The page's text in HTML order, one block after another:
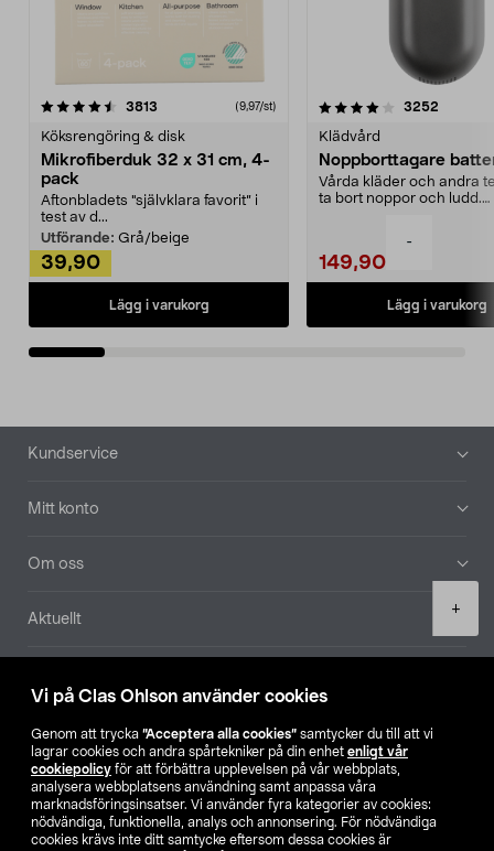
Vi på Clas Ohlson använder cookies
Genom att trycka ”Acceptera alla cookies” samtycker du till att vi
lagrar cookies och andra spårtekniker på din enhet enligt vår
cookiepolicy för att förbättra upplevelsen på vår webbplats,
analysera webbplatsens användning samt anpassa våra
marknadsföringsinsatser. Vi använder fyra kategorier av cookies:
nödvändiga, funktionella, analys och annonsering. För nödvändiga
cookies krävs inte ditt samtycke eftersom dessa cookies är
-
+
3813 (9,97/st)
Köksrengöring & disk
Mikrofiberduk 32 x 31 cm, 4-
pack
Aftonbladets "självklara favorit” i
test av d...
Utförande: Grå/beige
39,90
Lägg i varukorg
4.0av 5 stjärnor 3252
Klädvård
Noppborttagare
Vårda kläder och andra
ta bort noppor och ludd.
149,90
Lägg i varukorg
4.5av 5 stjärnor
Sidfot
Kundservice
Mitt konto
Om oss
Aktuellt
Hitta butik
SE NO FI